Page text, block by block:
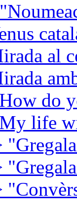
al
do
life